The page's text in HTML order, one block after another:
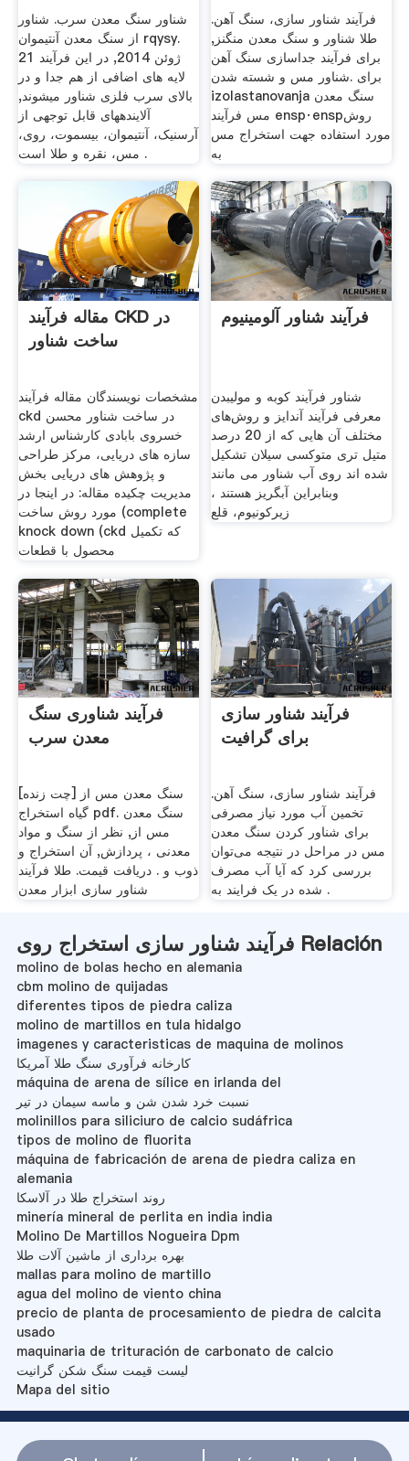
شناور سنگ معدن سرب. شناور
از سنگ معدن آنتیموان rqysy.
21 ژوئن 2014, در این فرآیند
لایه های اضافی از هم جدا و در
بالای سرب فلزی شناور میشوند,
آلایندههای قابل توجهی از
آرسنیک، آنتیموان، بیسموت، روی،
مس، نقره و طلا است .
فرآیند شناور سازی، سنگ آهن.
طلا شناور و سنگ معدن منگنز,
برای فرآیند جداسازی سنگ آهن
برای .شناور مس و شسته شدن
izolastanovanja سنگ معدن
مس فرآیند ensp·enspروش
مورد استفاده جهت استخراج مس
به
مقاله فرآیند CKD در
ساخت شناور
مشخصات نویسندگان مقاله فرآیند
ckd در ساخت شناور محسن
خسروی بابادی کارشناس ارشد
سازه های دریایی، مرکز طراحی
و پژوهش های دریایی بخش
مدیریت چکیده مقاله: در اینجا در
مورد روش ساخت (complete
knock down (ckd که تکمیل
محصول با قطعات
فرآیند شناور آلومینیوم
شناور فرآیند کوبه و مولیبدن
معرفی فرآیند آندایز و روش‌های
مختلف آن هایی که از 20 درصد
متیل تری متوکسی سیلان تشکیل
شده اند روی آب شناور می مانند
وبنابراین آبگریز هستند ،
زیرکونیوم، قلع
فرآیند شناوری سنگ
معدن سرب
[چت زنده] سنگ معدن مس از
گیاه استخراج pdf. سنگ معدن
مس از, نظر از سنگ و مواد
معدنی ، پردازش, آن اﺳﺘﺨﺮاج و
ذوب و . دریافت قیمت. طلا فرآیند
شناور سازی ابزار معدن
فرآیند شناور سازی
برای گرافیت
فرآیند شناور سازی، سنگ آهن.
تخمین آب مورد نیاز مصرفی
برای شناور کردن سنگ معدن
مس در مراحل در نتیجه می‌توان
بررسی کرد که آیا آب مصرف
شده در یک فرایند به .
فرآیند شناور سازی استخراج روی Relación
molino de bolas hecho en alemania
cbm molino de quijadas
diferentes tipos de piedra caliza
molino de martillos en tula hidalgo
imagenes y caracteristicas de maquina de molinos
کارخانه فرآوری سنگ طلا آمریکا
máquina de arena de sílice en irlanda del
نسبت خرد شدن شن و ماسه سیمان در تیر
molinillos para siliciuro de calcio sudáfrica
tipos de molino de fluorita
máquina de fabricación de arena de piedra caliza en
alemania
روند استخراج طلا در آلاسکا
minería mineral de perlita en india india
Molino De Martillos Nogueira Dpm
بهره برداری از ماشین آلات طلا
mallas para molino de martillo
agua del molino de viento china
precio de planta de procesamiento de piedra de calcita
usado
maquinaria de trituración de carbonato de calcio
لیست قیمت سنگ شکن گرانیت
Mapa del sitio